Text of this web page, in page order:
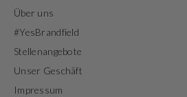
Über uns
#YesBrandfield
Stellenangebote
Unser Geschäft
Impressum